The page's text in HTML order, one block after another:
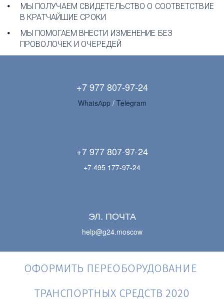
МЫ ПОЛУЧАЕМ СВИДЕТЕЛЬСТВО О СООТВЕТСТВИЕ
В КРАТЧАЙШИЕ СРОКИ
МЫ ПОМОГАЕМ ВНЕСТИ ИЗМЕНЕНИЕ БЕЗ
ПРОВОЛОЧЕК И ОЧЕРЕДЕЙ
+7 977 807-97-24
WhatsАpp / Telegram
+7 977 807-97-24
+7 495 177-97-24
ЭЛ. ПОЧТА
help@g24.moscow
ОФОРМИТЬ ПЕРЕОБОРУДОВАНИЕ
ТРАНСПОРТНЫХ СРЕДСТВ 2020